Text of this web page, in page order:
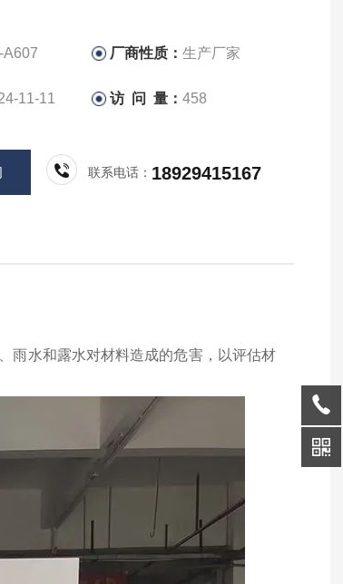
A607 厂商性质：生产厂家
11-11 访 问 量：458
联系电话： 18929415167
雨水和露水对材料造成的危害，以评估材